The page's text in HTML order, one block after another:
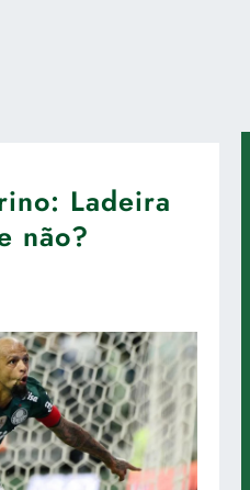
Ladeira
não?